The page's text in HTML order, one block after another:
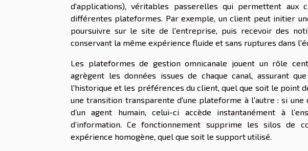
d'applications), véritables passerelles qui permettent aux
différentes plateformes. Par exemple, un client peut initier
poursuivre sur le site de l'entreprise, puis recevoir des
conservant la même expérience fluide et sans ruptures dans
Les plateformes de gestion omnicanale jouent un rôle
agrègent les données issues de chaque canal, assurant
l'historique et les préférences du client, quel que soit le point
une transition transparente d'une plateforme à l'autre : si une
d’un agent humain, celui-ci accède instantanément à
d’information. Ce fonctionnement supprime les silos de
expérience homogène, quel que soit le support utilisé.